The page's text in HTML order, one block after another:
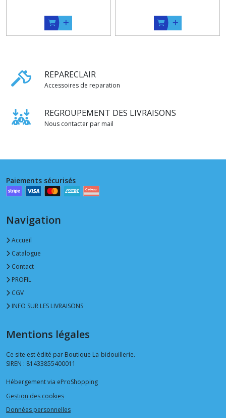
REPARECLAIR
Accessoires de reparation
REGROUPEMENT DES LIVRAISONS
Nous contacter par mail
Paiements sécurisés
Navigation
Accueil
Catalogue
Contact
PROFIL
CGV
INFO SUR LES LIVRAISONS
Mentions légales
Ce site est édité par Boutique La-bidouillerie.
SIREN : 81433855400011
Hébergement via eProShopping
Gestion des cookies
Données personnelles